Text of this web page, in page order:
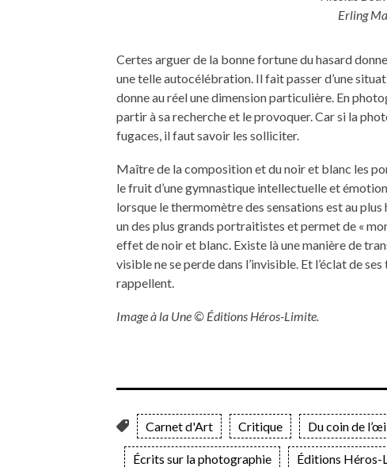
Erling
Certes arguer de la bonne fortune du hasard
une telle autocélébration. Il fait passer d’une
donne au réel une dimension particulière. En
partir à sa recherche et le provoquer. Car si la
fugaces, il faut savoir les solliciter.
Maître de la composition et du noir et blanc les
le fruit d’une gymnastique intellectuelle et
lorsque le thermomètre des sensations est au
un des plus grands portraitistes et permet de «
effet de noir et blanc. Existe là une manière de
visible ne se perde dans l’invisible. Et l’éclat de
rappellent.
Image à la Une © Éditions Héros-Limite.
Carnet d'Art Critique Du coin de
Écrits sur la photographie Éditions Héros-